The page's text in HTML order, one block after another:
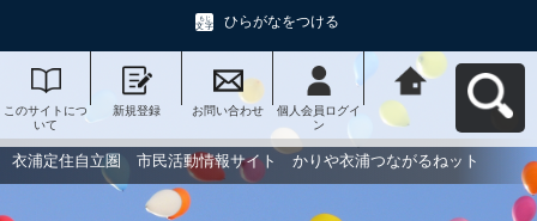
ひらがなをつける
このサイトにつ
いて
新規登録 お問い合わせ
個人会員ログイ
ン
衣浦定住自立
圏 市民活動情
報サイト かり
や衣浦つながる
ねットへ戻る
衣浦定住自立圏 市民活動情報サイト かりや衣浦つながるねット